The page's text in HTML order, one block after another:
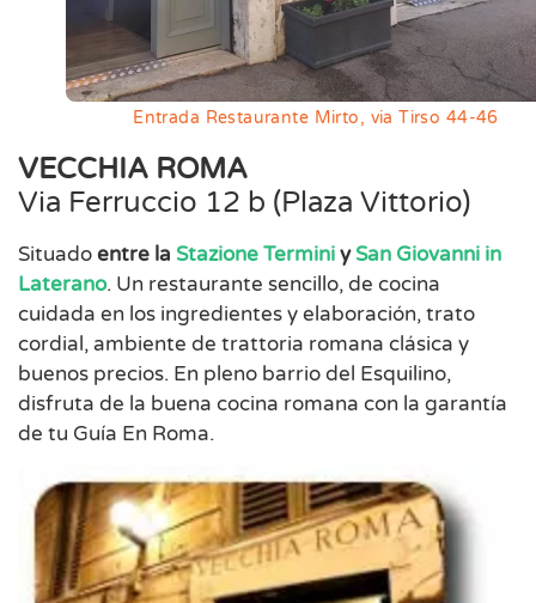
Entrada Restaurante Mirto, via Tirso 44-46
VECCHIA ROMA
Via Ferruccio 12 b (Plaza Vittorio)
Situadoentre la Stazione TerminiySan Giovanni in
Laterano. Un restaurante sencillo, de cocina
cuidada en los ingredientes y elaboración, trato
cordial, ambiente de trattoria romana clásica y
buenos precios. En pleno barrio del Esquilino,
disfruta de la buena cocina romana con la garantía
de tu Guía En Roma.